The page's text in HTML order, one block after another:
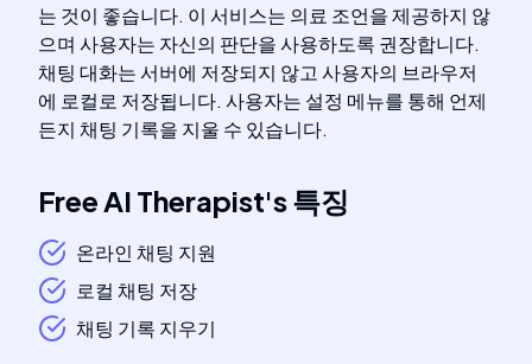
는 것이 좋습니다. 이 서비스는 의료 조언을 제공하지 않
으며 사용자는 자신의 판단을 사용하도록 권장합니다.
채팅 대화는 서버에 저장되지 않고 사용자의 브라우저
에 로컬로 저장됩니다. 사용자는 설정 메뉴를 통해 언제
든지 채팅 기록을 지울 수 있습니다.
Free AI Therapist's특징
온라인 채팅 지원
로컬 채팅 저장
채팅 기록 지우기